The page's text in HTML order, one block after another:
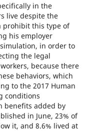
in the
live despite the
prohibit this type of
his employer
in order to
the legal
because there
behaviors, which
to the 2017 Human
conditions
benefits added by
in June, 23% of
it, and 8.6% lived at